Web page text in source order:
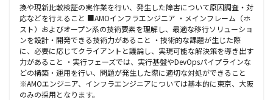
換や現新比較検証の実作業を行い、発生した障害について原因調査・対
応などを行えること ■AMOインフラエンジニア ・メインフレーム（ホ
スト）およびオープン系の技術要素を理解し、最適な移行ソリューショ
ンを設計・開発できる技術力があること ・技術的な課題が生じた際
に、必要に応じてクライアントと議論し、実現可能な解決策を導き出す
力があること ・実行フェーズでは、実行基盤やDevOpsパイプラインな
どの構築・運用を行い、問題が発生した際に適切な対処ができること
※AMOエンジニア、インフラエンジニアについては基本的に東京、大阪
のみの採用となります。